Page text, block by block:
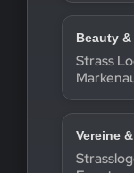
Beauty
Strass
Vereine